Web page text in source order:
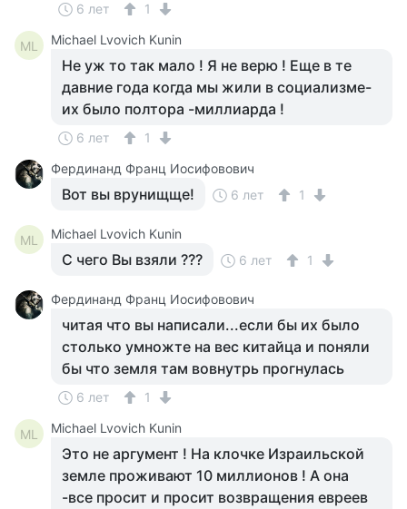
6 лет 1
ML Michael Lvovich Kunin
Не уж то так мало ! Я не верю ! Еще в те
давние года когда мы жили в социализме-
их было полтора -миллиарда !
6 лет
1
Фердинанд Франц Иосифовович
Вот вы врунищще! 6 лет 1
ML Michael Lvovich Kunin
С чего Вы взяли ??? 6 лет 1
Фердинанд Франц Иосифовович
читая что вы написали...если бы их было
столько умножте на вес китайца и поняли
бы что земля там вовнутрь прогнулась
6 лет 1
ML Michael Lvovich Kunin
Это не аргумент ! На клочке Израильской
земле проживают 10 миллионов ! А она
-все просит и просит возвращения евреев